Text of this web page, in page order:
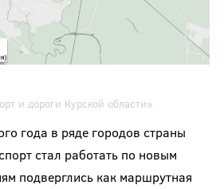
и дороги Курской области»
года в ряде городов страны
стал работать по новым
подверглись как маршрутная